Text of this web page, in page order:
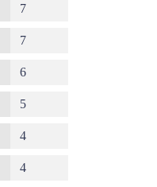
7
7
6
5
4
4